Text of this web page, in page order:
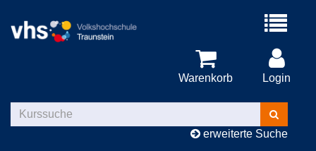
Menü
Warenkorb Login
Kurse
suchen
erweiterte Suche